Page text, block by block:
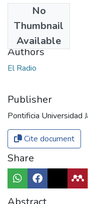
No
Thumbnail
Available
1965
Authors
El Radio
Publisher
Pontificia Universidad
Cite document
Share